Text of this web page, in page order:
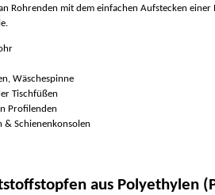
Rohrenden mit dem einfachen Aufstecken einer
Wäschespinne
Tischfüßen
Profilenden
& Schienenkonsolen
aus Polyethylen